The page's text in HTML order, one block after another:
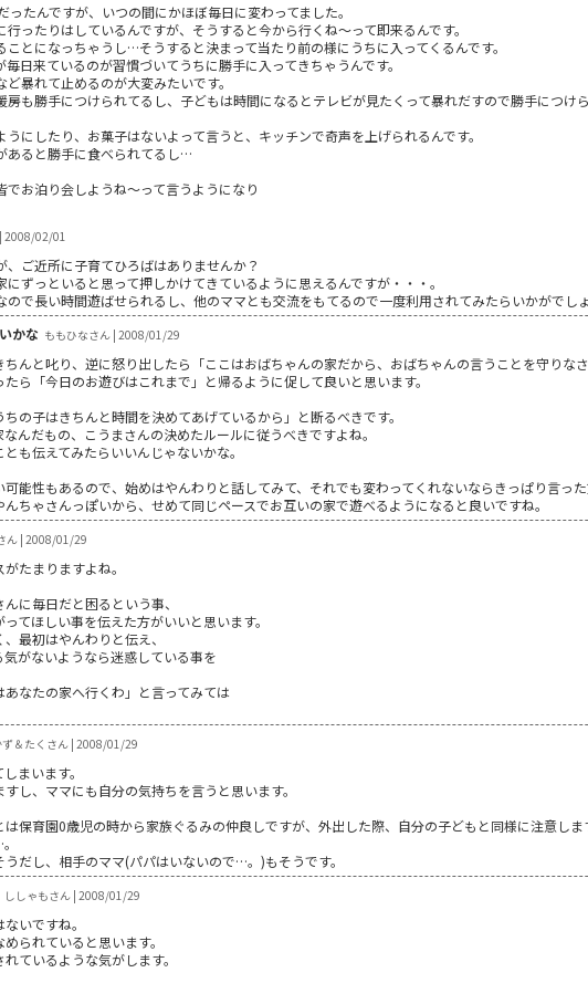
たんですが、いつの間にかほぼ毎日に変わってました。
ったりはしているんですが、そうすると今から行くね～って即来るんです。
とになっちゃうし…そうすると決まって当たり前の様にうちに入ってくるんです。
日来ているのが習慣づいてうちに勝手に入ってきちゃうんです。
暴れて止めるのが大変みたいです。
房も勝手につけられてるし、子どもは時間になるとテレビが見たくって暴れだすので勝手につけ
にしたり、お菓子はないよって言うと、キッチンで奇声を上げられるんです。
あると勝手に食べられてるし…
でお泊り会しようね～って言うようになり
| 2008/02/01
、ご近所に子育てひろばはありませんか？
ずっといると思って押しかけてきているように思えるんですが・・・。
ので長い時間遊ばせられるし、他のママとも交流をもてるので一度利用されてみたらいかがでし
かな ももひなさん | 2008/01/29
ちんと叱り、逆に怒り出したら「ここはおばちゃんの家だから、おばちゃんの言うことを守りな
ら「今日のお遊びはこれまで」と帰るように促して良いと思います。
の子はきちんと時間を決めてあげているから」と断るべきです。
んだもの、こうまさんの決めたルールに従うべきですよね。
も伝えてみたらいいんじゃないかな。
可能性もあるので、始めはやんわりと話してみて、それでも変わってくれないならきっぱり言っ
ちゃさんっぽいから、せめて同じペースでお互いの家で遊べるようになると良いですね。
ん | 2008/01/29
たまりますよね。
に毎日だと困るという事、
てほしい事を伝えた方がいいと思います。
最初はやんわりと伝え、
気がないようなら迷惑している事を
なたの家へ行くわ」と言ってみては
ず＆たくさん | 2008/01/29
まいます。
し、ママにも自分の気持ちを言うと思います。
保育園0歳児の時から家族ぐるみの仲良しですが、外出した際、自分の子どもと同様に注意しま
だし、相手のママ(パパはいないので…。)もそうです。
ししゃもさん | 2008/01/29
いですね。
られていると思います。
ているような気がします。